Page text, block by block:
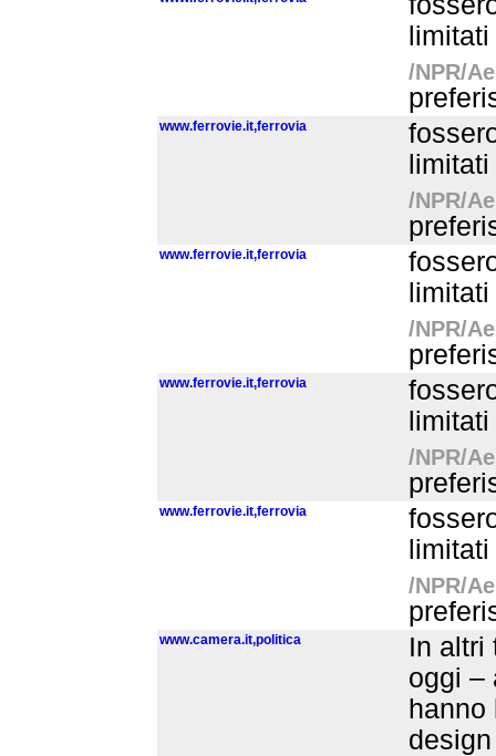
/NPR/
www.ferrovie.it,ferrovia
/NPR/
www.ferrovie.it,ferrovia
/NPR/
www.ferrovie.it,ferrovia
/NPR/
www.ferrovie.it,ferrovia
/NPR/
www.camera.it,politica
In altri
oggi –